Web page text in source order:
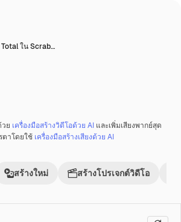
ใน Scrab…
ย เครื่องมือสร้างวิดีโอด้วย AI และเพิ่มเสียงพากย์สุด
ตาโดยใช้ เครื่องมือสร้างเสียงด้วย AI
สร้างใหม่ สร้างโปรเจกต์วิดีโอ